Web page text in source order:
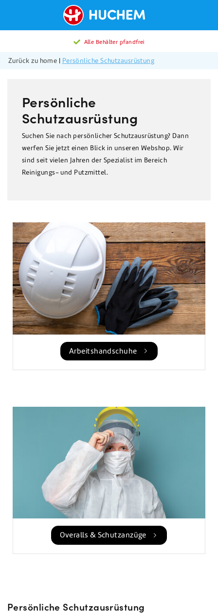
Alle Behälter pfandfrei
Zurück zu home | Persönliche Schutzausrüstung
Persönliche
Schutzausrüstung
Suchen Sie nach persönlicher Schutzausrüstung? Dann
werfen Sie jetzt einen Blick in unseren Webshop. Wir
sind seit vielen Jahren der Spezialist im Bereich
Reinigungs- und Putzmittel.
Arbeitshandschuhe
Overalls & Schutzanzüge
Persönliche Schutzausrüstung